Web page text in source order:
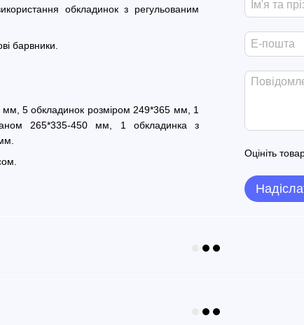
обкладинок з регульованим
барвники.
мм, 5 обкладинок розміром 249*365 мм, 1
265*335-450 мм, 1 обкладинка з
Оцініть